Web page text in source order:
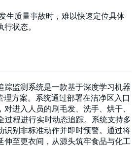
生质量事故时，难以快速定位具体
状态。
踪监测系统是一款基于深度学习机器
理方案。系统通过部署在洁净区入口
对进入人员的刷毛发、洗手、烘干、
过程进行实时动态追踪。系统支持多
识别非标准动作并即时预警。通过将
伸至更衣间，从源头筑牢食品与化工